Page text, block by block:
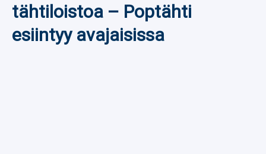
Jalkapallo
Yleisurheilu
tähtiloistoa – Poptähti
esiintyy avajaisissa